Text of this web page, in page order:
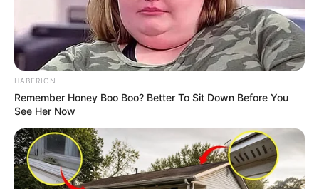
HABERION
Remember Honey Boo Boo? Better To Sit Down Before You
See Her Now